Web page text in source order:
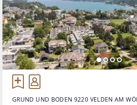
GRUND UND BODEN 9220 VELDEN AM